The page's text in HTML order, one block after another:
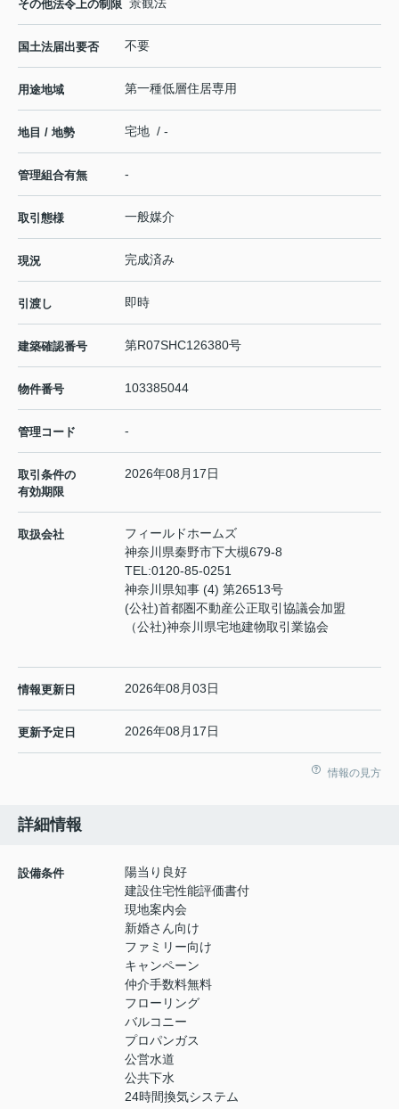
その他法令上の制限
国土法届出要否 不要
用途地域 第一種低層住居専用
地目 / 地勢 宅地 / -
管理組合有無 -
取引態様 一般媒介
現況 完成済み
引渡し 即時
建築確認番号 第R07SHC126380号
物件番号 103385044
管理コード -
取引条件の
有効期限
2026年08月17日
取扱会社
フィールドホームズ
神奈川県秦野市下大槻679-8
TEL:0120-85-0251
神奈川県知事 (4) 第26513号
(公社)首都圏不動産公正取引協議会加盟
（公社)神奈川県宅地建物取引業協会
情報更新日 2026年08月03日
更新予定日 2026年08月17日
情報の見方
詳細情報
設備条件
陽当り良好
建設住宅性能評価書付
現地案内会
新婚さん向け
ファミリー向け
キャンペーン
仲介手数料無料
フローリング
バルコニー
プロパンガス
公営水道
公共下水
24時間換気システム